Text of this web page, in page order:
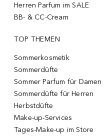
Herren Parfum im SALE
BB- & CC-Cream
TOP THEMEN
Sommerkosmetik
Sommerdüfte
Sommer Parfum für Damen
Sommerdüfte für Herren
Herbstdüfte
Make-up-Services
Tages-Make-up im Store